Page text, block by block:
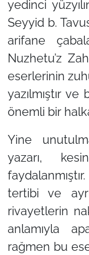
yedinci
Seyyid b.
arifane
Nuzhetu’z
eserlerinin
yazılmıştır
önemli bir
Yine
yazarı,
tertibi ve
rivayetlerin
anlamıyla
rağmen bu